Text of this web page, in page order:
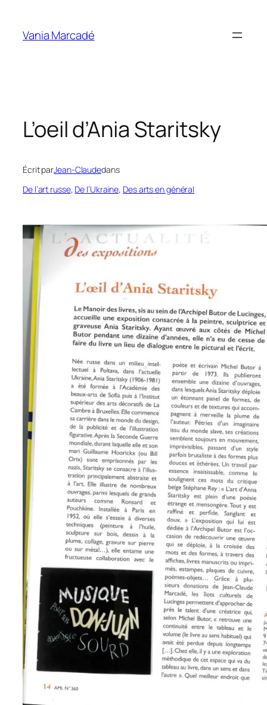
contenu
Vania Marcadé
L’oeil d’Ania Staritsky
Écrit parJean-Claudedans
De l’art russe, De l’Ukraine, Des arts en général